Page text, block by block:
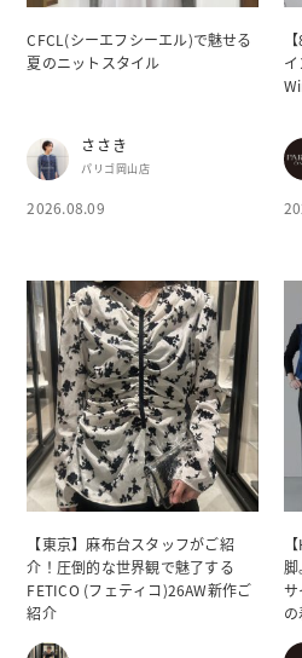
CFCL(シーエフシーエル)で魅せる
夏のニットスタイル
ささき
パリゴ岡山店
2026.08.09
【東京】麻布台スタッフがご紹
介！圧倒的な世界観で魅了する
FETICO (フェティコ)26AW新作ご
紹介
脚